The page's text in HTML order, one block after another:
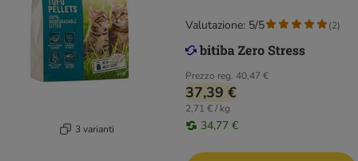
3 varianti
Prezzo reg. 40,47 €
37,39 €
2,71 € / kg
34,77 €
Valutazione: 5/5 (2)